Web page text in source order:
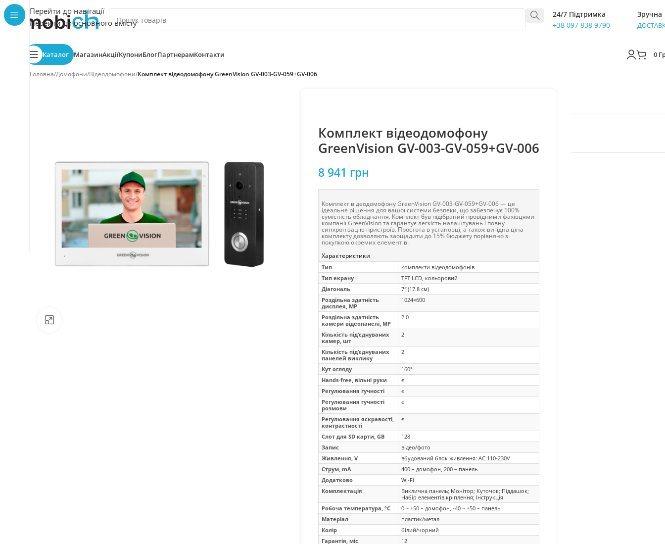
Перейти до навігації
Перейти до основного вмісту
24/7 Підтримка
+38 097 838 9790
Зручна
Каталог МагазинАкціїКупониБлогПартнерамКонтакти 0
Головна/Домофони/Відеодомофони/Комплект відеодомофону GreenVision GV-003-GV-059+GV-006
Комплект відеодомофону
GreenVision GV-003-GV-059+GV-006
8 941 грн
Комплект відеодомофону GreenVision GV-003-GV-059+GV-006 — це
ідеальне рішення для вашої системи безпеки, що забезпечує 100%
сумісність обладнання. Комплект був підібраний провідними фахівцями
компанії GreenVision та гарантує легкість налаштувань і повну
синхронізацію пристроїв. Простота в установці, а також вигідна ціна
комплекту дозволяють заощадити до 15% бюджету порівняно з
покупкою окремих елементів.
Характеристики
Тип
комплекти відеодомофонів
Тип екрану
TFT LCD, кольоровий
Діагональ
7″ (17.8 см)
Роздільна здатність
дисплея, MP
1024×600
Роздільна здатність
камери відеопанелі, MP
2.0
Кількість під’єднуваних
камер, шт
2
Кількість під’єднуваних
панелей виклику
2
Кут огляду
160°
Hands-free, вільні руки
є
Регулювання гучності
є
Регулювання гучності
розмови
є
Регулювання яскравості,
контрастності
є
Слот для SD карти, GB
128
Запис
відео/фото
Живлення, V
вбудований блок живлення: AC 110-230V
Струм, mA
400 – домофон, 200 – панель
Додатково
Wi-Fi
Комплектація
Виклична панель; Монітор; Куточок; Піддашок;
Набір елементів кріплення; Інструкція
Робоча температура, °C
0 ~ +50 – домофон, -40 ~ +50 – панель
Матеріал
пластик/метал
Колір
білий/чорний
Гарантія, міс
12